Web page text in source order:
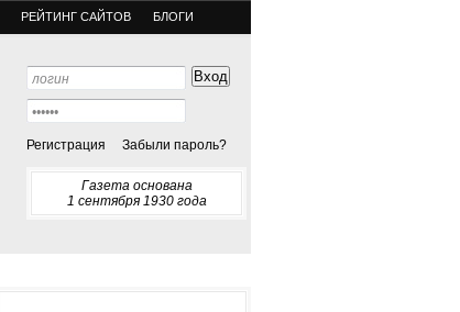
РЕЙТИНГ САЙТОВ БЛОГИ
Регистрация Забыли пароль?
Газета основана
1 сентября 1930 года